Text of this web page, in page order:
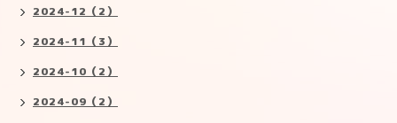
2024-12（2）
2024-11（3）
2024-10（2）
2024-09（2）